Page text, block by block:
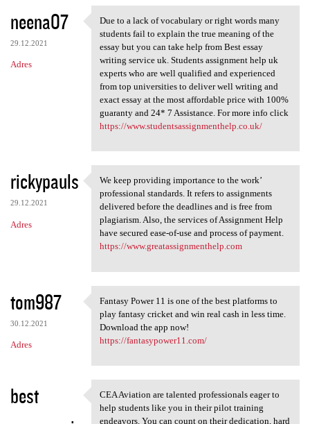
neena07
29.12.2021
Adres
Due to a lack of vocabulary
Due to a lack of vocabulary or right words many
students fail to explain the true meaning of the
essay but you can take help from Best essay
writing service uk. Students assignment help uk
experts who are well qualified and experienced
from top universities to deliver well writing and
exact essay at the most affordable price with 100%
guaranty and 24* 7 Assistance. For more info click
https://www.studentsassignmenthelp.co.uk/
rickypauls
29.12.2021
Adres
We keep providing importance
We keep providing importance to the work’
professional standards. It refers to assignments
delivered before the deadlines and is free from
plagiarism. Also, the services of Assignment Help
have secured ease-of-use and process of payment.
https://www.greatassignmenthelp.com
tom987
30.12.2021
Adres
Fantasy Power 11 is one of
Fantasy Power 11 is one of the best platforms to
play fantasy cricket and win real cash in less time.
Download the app now!
https://fantasypower11.com/
best
CEA Aviation are talented
CEA Aviation are talented professionals eager to
help students like you in their pilot training
endeavors. You can count on their dedication, hard